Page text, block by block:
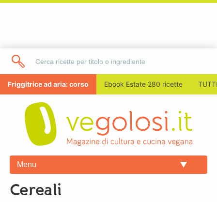
Friggitrice ad aria: corso Ebook Estate 280 ricette
Menu
Cereali